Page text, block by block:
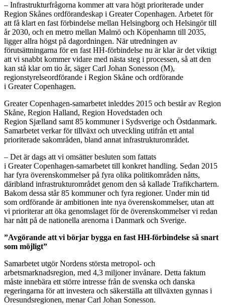
– Infrastrukturfrågorna kommer att vara högt prioriterade under
Region Skånes ordförandeskap i GreaterCopenhagen. Arbetet för
att få klart en fast förbindelse mellan Helsingborg och Helsingör till
år 2030, och en metro mellan Malmö och Köpenhamn till 2035,
ligger allra högst på dagordningen. När utredningen av
förutsättningarna för en fast HH-förbindelse nu är klar är det viktigt
att vi snabbt kommer vidare med nästa steg i processen, så att den
kan stå klar om tio år, säger Carl Johan Sonesson (M),
regionstyrelseordförande i Region Skåne och ordförande
i GreaterCopenhagen.
GreaterCopenhagen-samarbetet inleddes 2015 och består av Region
Skåne, Region Halland, Region Hovedstaden och
Region Sjælland samt 85 kommuner i Sydsverige och Östdanmark.
Samarbetet verkar för tillväxt och utveckling utifrån ett antal
prioriterade sakområden, bland annat infrastrukturområdet.
– Det är dags att vi omsätter besluten som fattats
i GreaterCopenhagen-samarbetet till konkret handling. Sedan 2015
har fyra överenskommelser på fyra olika politikområden nåtts,
däribland infrastrukturområdet genom den så kallade Trafikchartern.
Bakom dessa står 85 kommuner och fyra regioner. Under min tid
som ordförande är ambitionen inte nya överenskommelser, utan att
vi prioriterar att öka genomslaget för de överenskommelser vi redan
har nått på de nationella arenorna i Danmark och Sverige.
”Avgörande att vi börjar bygga en fast HH-förbindelse så snart
som möjligt”
Samarbetet utgör Nordens största metropol- och
arbetsmarknadsregion, med 4,3 miljoner invånare. Detta faktum
måste innebära ett större intresse från de svenska och danska
regeringarna för att investera och säkerställa att tillväxten gynnas i
Öresundsregionen, menar Carl Johan Sonesson.